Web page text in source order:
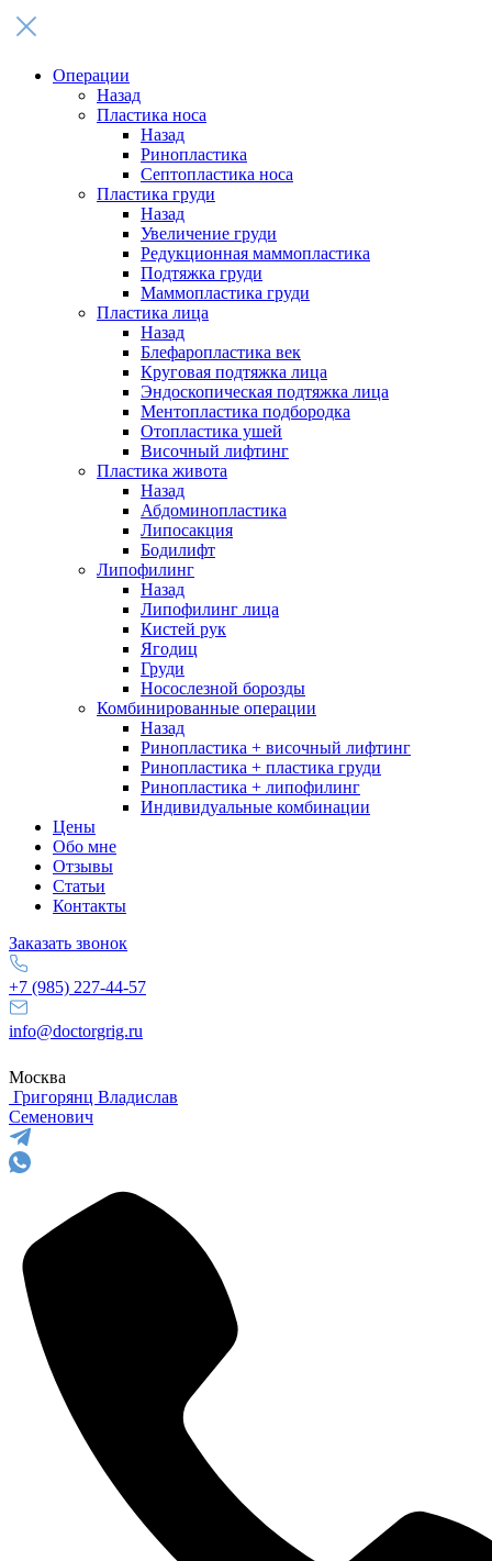
Операции
Назад
Пластика носа
Назад
Ринопластика
Септопластика носа
Пластика груди
Назад
Увеличение груди
Редукционная маммопластика
Подтяжка груди
Маммопластика груди
Пластика лица
Назад
Блефаропластика век
Круговая подтяжка лица
Эндоскопическая подтяжка лица
Ментопластика подбородка
Отопластика ушей
Височный лифтинг
Пластика живота
Назад
Абдоминопластика
Липосакция
Бодилифт
Липофилинг
Назад
Липофилинг лица
Кистей рук
Ягодиц
Груди
Носослезной борозды
Комбинированные операции
Назад
Ринопластика + височный лифтинг
Ринопластика + пластика груди
Ринопластика + липофилинг
Индивидуальные комбинации
Цены
Обо мне
Отзывы
Статьи
Контакты
Заказать звонок
+7 (985) 227-44-57
info@doctorgrig.ru
Москва
Григорянц Владислав
Семенович